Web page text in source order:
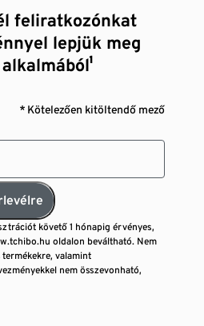
feliratkozónkat
lepjük meg
* Kötelezően kitöltendő mező
követő 1 hónapig érvényes,
oldalon beváltható. Nem
termékekre, valamint
nem összevonható,